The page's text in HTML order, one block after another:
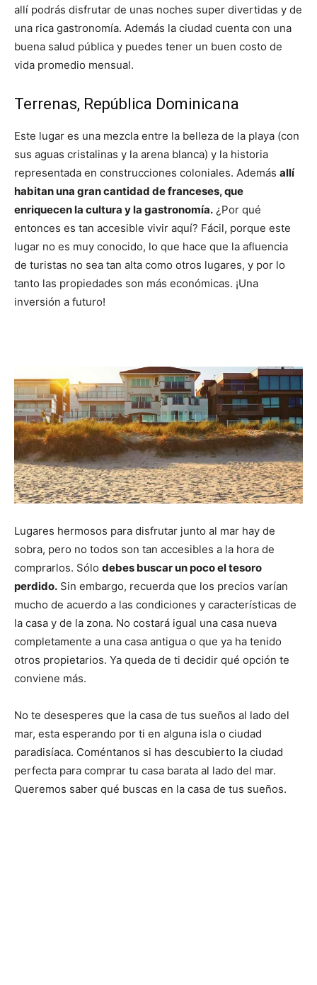
allí podrás disfrutar de unas noches super divertidas y de
una rica gastronomía. Además la ciudad cuenta con una
buena salud pública y puedes tener un buen costo de
vida promedio mensual.
Terrenas, República Dominicana
Este lugar es una mezcla entre la belleza de la playa (con
sus aguas cristalinas y la arena blanca) y la historia
representada en construcciones coloniales. Además allí
habitan una gran cantidad de franceses, que
enriquecen la cultura y la gastronomía. ¿Por qué
entonces es tan accesible vivir aquí? Fácil, porque este
lugar no es muy conocido, lo que hace que la afluencia
de turistas no sea tan alta como otros lugares, y por lo
tanto las propiedades son más económicas. ¡Una
inversión a futuro!
Lugares hermosos para disfrutar junto al mar hay de
sobra, pero no todos son tan accesibles a la hora de
comprarlos. Sólo debes buscar un poco el tesoro
perdido. Sin embargo, recuerda que los precios varían
mucho de acuerdo a las condiciones y características de
la casa y de la zona. No costará igual una casa nueva
completamente a una casa antigua o que ya ha tenido
otros propietarios. Ya queda de ti decidir qué opción te
conviene más.
No te desesperes que la casa de tus sueños al lado del
mar, esta esperando por ti en alguna isla o ciudad
paradisíaca. Coméntanos si has descubierto la ciudad
perfecta para comprar tu casa barata al lado del mar.
Queremos saber qué buscas en la casa de tus sueños.